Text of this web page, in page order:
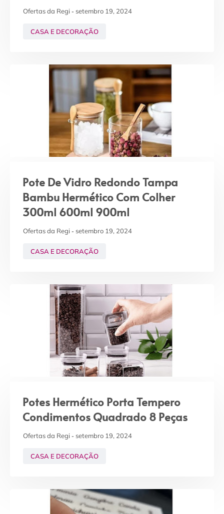
Ofertas da Regi setembro 19, 2024
CASA E DECORAÇÃO
Pote De Vidro Redondo Tampa
Bambu Hermético Com Colher
300ml 600ml 900ml
Ofertas da Regi setembro 19, 2024
CASA E DECORAÇÃO
Potes Hermético Porta Tempero
Condimentos Quadrado 8 Peças
Ofertas da Regi setembro 19, 2024
CASA E DECORAÇÃO